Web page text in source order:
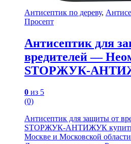
Антисептик по дереву,
Просепт
Антисептик для
вредителей —
STOPЖУК-
0 из 5
(0)
Антисептик для защиты от
STOPЖУК-АНТИЖУК купить
Москве и Московской